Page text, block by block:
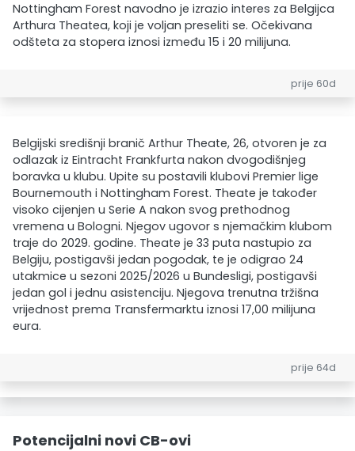
Nottingham Forest navodno je izrazio interes za Belgijca
Arthura Theatea, koji je voljan preseliti se. Očekivana
odšteta za stopera iznosi između 15 i 20 milijuna.
prije 60d
Belgijski središnji branič Arthur Theate, 26, otvoren je za
odlazak iz Eintracht Frankfurta nakon dvogodišnjeg
boravka u klubu. Upite su postavili klubovi Premier lige
Bournemouth i Nottingham Forest. Theate je također
visoko cijenjen u Serie A nakon svog prethodnog
vremena u Bologni. Njegov ugovor s njemačkim klubom
traje do 2029. godine. Theate je 33 puta nastupio za
Belgiju, postigavši jedan pogodak, te je odigrao 24
utakmice u sezoni 2025/2026 u Bundesligi, postigavši
jedan gol i jednu asistenciju. Njegova trenutna tržišna
vrijednost prema Transfermarktu iznosi 17,00 milijuna
eura.
prije 64d
Potencijalni novi CB-ovi